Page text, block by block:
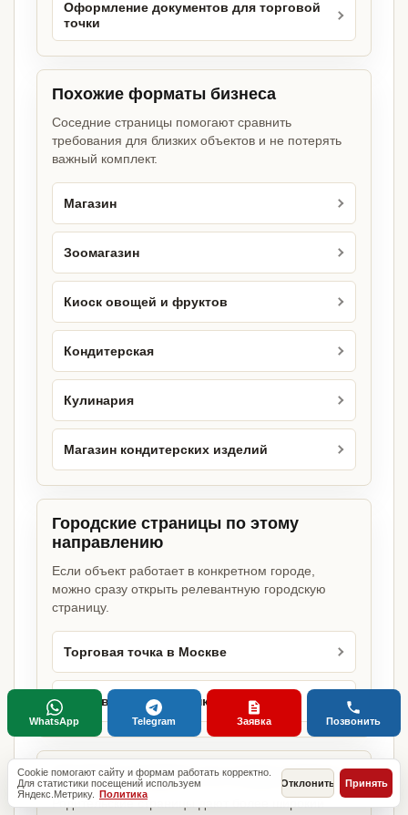
Оформление документов для торговой
точки
Похожие форматы бизнеса
Соседние страницы помогают сравнить
требования для близких объектов и не потерять
важный комплект.
Магазин
Зоомагазин
Киоск овощей и фруктов
Кондитерская
Кулинария
Магазин кондитерских изделий
Городские страницы по этому
направлению
Если объект работает в конкретном городе,
можно сразу открыть релевантную городскую
страницу.
Торговая точка в Москве
Торговая точка в Санкт-Петербурге
Базовые разделы по этому запросу
Родительские страницы дают более широкий
Cookie помогают сайту и формам работать корректно.
Для статистики посещений используем
Яндекс.Метрику. Политика
Отклонить Принять
WhatsApp Telegram Заявка Позвонить